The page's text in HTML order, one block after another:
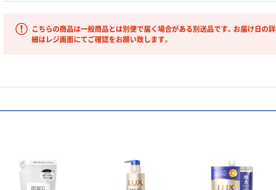
こちらの商品は一般商品とは別便で届く場合がある別送品です。お届け日の詳
細はレジ画面にてご確認をお願い致します。